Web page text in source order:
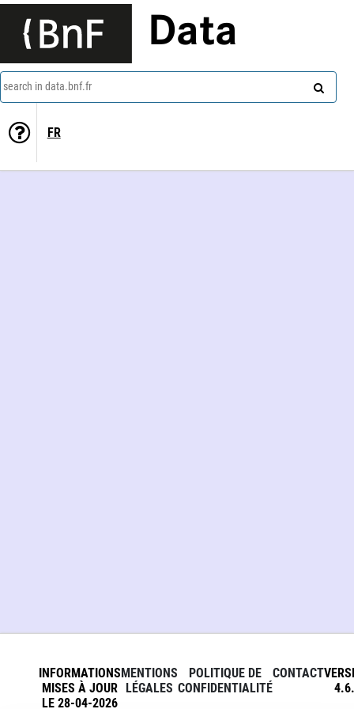
Data
search in data.bnf.fr
FR
INFORMATIONS
MISES À JOUR
LE 28-04-2026
MENTIONS
LÉGALES
POLITIQUE DE
CONFIDENTIALITÉ
CONTACT